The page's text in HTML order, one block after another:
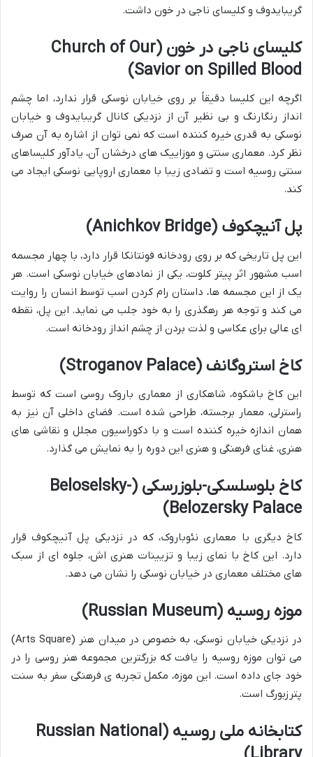
گریبایدوف و کلیسای ناجی در خون داشت.
کلیسای ناجی در خون (Church of Our
Savior on Spilled Blood)
اگرچه این کلیسا دقیقاً بر روی خیابان نوسکی قرار ندارد، اما چشم
انداز رنگارنگ و بی نظیر آن از نزدیکی کانال گریبایدوف و خیابان
نوسکی به قدری خیره کننده است که نمی توان از اشاره به آن صرف
نظر کرد. معماری سنتی و موزاییک های درخشان آن، یادآور کلیساهای
سنتی روسیه است و تضادی زیبا با معماری اروپایی نوسکی ایجاد می
کند.
پل آنیچکوف (Anichkov Bridge)
این پل تاریخی که بر روی رودخانه فونتانکا قرار دارد، با چهار مجسمه
اسب مشهور اثر پیتر کلوت، یکی از نمادهای خیابان نوسکی است. هر
یک از این مجسمه ها، داستان رام کردن اسب توسط انسان را روایت
می کند و توجه هر رهگذری را به خود جلب می نماید. این پل، نقطه
ای عالی برای عکاسی و لذت بردن از چشم انداز رودخانه است.
کاخ استروگانف (Stroganov Palace)
این کاخ باشکوه، شاهکاری از معماری باروک روسی است که توسط
راسترلی، معمار برجسته، طراحی شده است. فضای داخلی آن نیز به
همان اندازه خیره کننده است و با دکوراسیون مجلل و نقاشی های
هنری، غنای فرهنگی و هنری این دوره را به نمایش می گذارد.
کاخ بلوسلسکی-بلوزرسکی (Beloselsky-
Belozersky Palace)
کاخ دیگری با معماری نئوباروک، که در نزدیکی پل آنیچکوف قرار
دارد. این کاخ با نمای زیبا و تزیینات هنری اش، جلوه ای از سبک
های مختلف معماری در خیابان نوسکی را نشان می دهد.
موزه روسیه (Russian Museum)
در نزدیکی خیابان نوسکی، به خصوص در میدان هنر (Arts Square)
می توان موزه روسیه را یافت که بزرگترین مجموعه هنر روسی را در
خود جای داده است. این موزه، مکمل تجربه ی فرهنگی سفر به سنت
پترزبورگ است.
کتابخانه ملی روسیه (Russian National